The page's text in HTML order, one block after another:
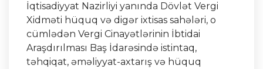
İqtisadiyyat Nazirliyi yanında Dövlət Vergi
Xidməti hüquq və digər ixtisas sahələri, o
cümlədən Vergi Cinayətlərinin İbtidai
Araşdırılması Baş İdarəsində istintaq,
təhqiqat, əməliyyat-axtarış və hüquq